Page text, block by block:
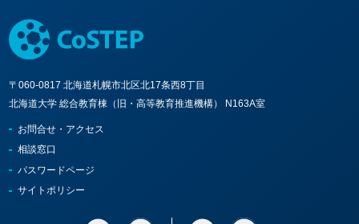
〒060-0817 北海道札幌市北区北17条西8丁目
北海道大学 総合教育棟（旧・高等教育推進機構） N163A室
お問合せ・アクセス
相談窓口
パスワードページ
サイトポリシー